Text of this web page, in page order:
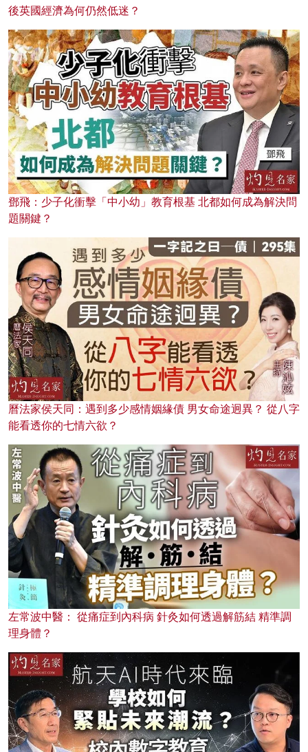
後英國經濟為何仍然低迷？
鄧飛：少子化衝擊「中小幼」教育根基 北都如何成為解決問
題關鍵？
曆法家侯天同：遇到多少感情姻緣債 男女命途迥異？ 從八字
能看透你的七情六欲？
左常波中醫： 從痛症到內科病 針灸如何透過解筋結 精準調
理身體？